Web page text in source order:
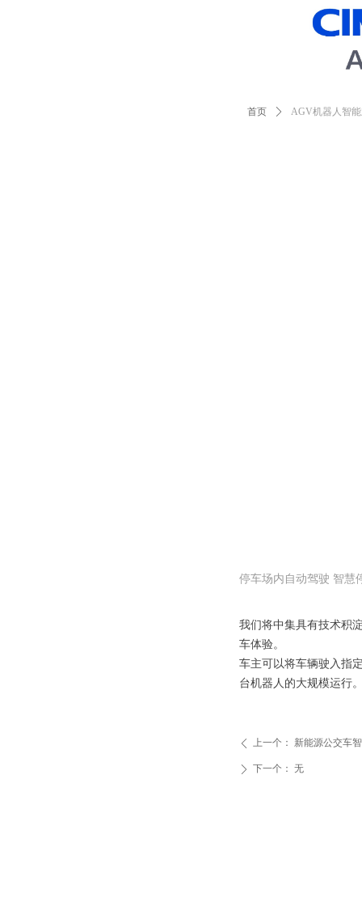
首页 ꄲ AGV机器人智
停车场内自动驾驶 智慧
ꄴ 上一个： 新能源公交车
ꄲ 下一个： 无
我们将中集具有技术积
车体验。
车主可以将车辆驶入指
台机器人的大规模运行